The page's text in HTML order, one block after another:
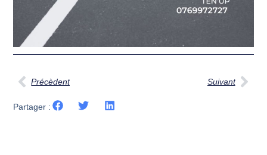
Précèdent Suivant
Partager :